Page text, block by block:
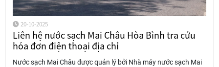
20-10-2025
Liên hệ nước sạch Mai Châu Hòa Bình tra cứu
hóa đơn điện thoại địa chỉ
Nước sạch Mai Châu được quản lý bởi Nhà máy nước sạch Mai